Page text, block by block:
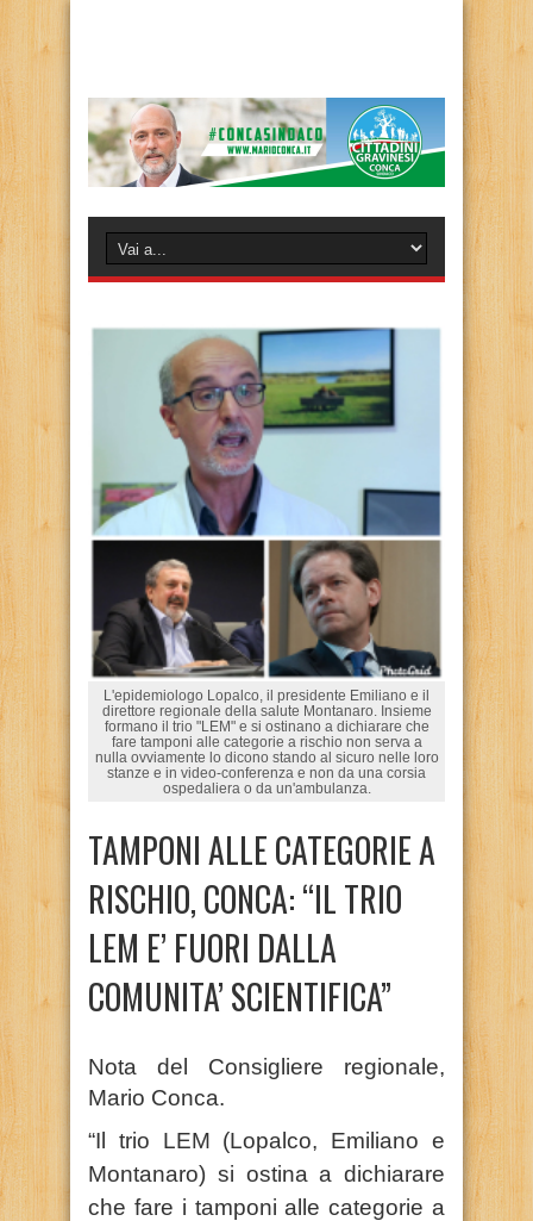
L'epidemiologo Lopalco, il presidente Emiliano e il
direttore regionale della salute Montanaro. Insieme
formano il trio "LEM" e si ostinano a dichiarare che
fare tamponi alle categorie a rischio non serva a
nulla ovviamente lo dicono stando al sicuro nelle loro
stanze e in video-conferenza e non da una corsia
ospedaliera o da un'ambulanza.
TAMPONI ALLE CATEGORIE A
RISCHIO, CONCA: “IL TRIO
LEM E’ FUORI DALLA
COMUNITA’ SCIENTIFICA”
Nota del Consigliere regionale,
Mario Conca.
“Il trio LEM (Lopalco, Emiliano e
Montanaro) si ostina a dichiarare
che fare i tamponi alle categorie a